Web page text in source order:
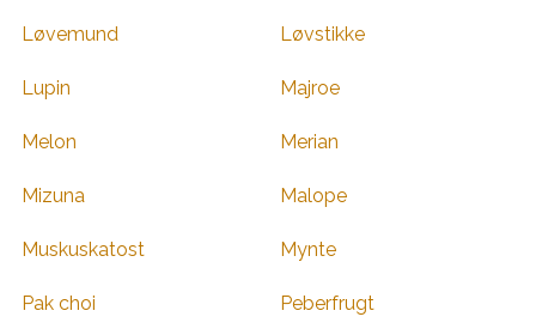
Løvemund Løvstikke
Lupin Majroe
Melon Merian
Mizuna Malope
Muskuskatost Mynte
Pak choi Peberfrugt